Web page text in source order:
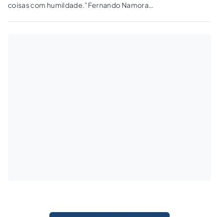
coisas com humildade.”Fernando Namora
mil ternas lembranças,E minha alma vai